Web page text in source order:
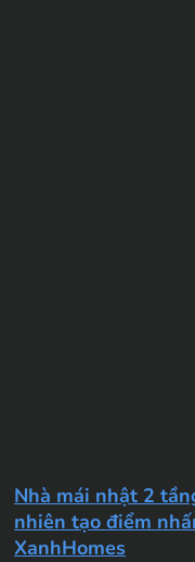
Nhà mái nhật 2
nhiên tạo điểm
XanhHomes